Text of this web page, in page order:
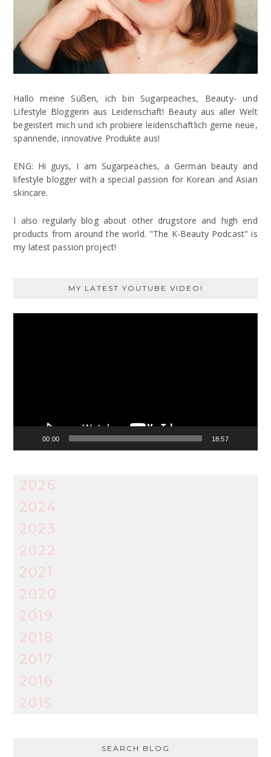
Hallo meine Süßen, ich bin Sugarpeaches, Beauty- und
Lifestyle Bloggerin aus Leidenschaft! Beauty aus aller Welt
begeistert mich und ich probiere leidenschaftlich gerne neue,
spannende, innovative Produkte aus!
ENG: Hi guys, I am Sugarpeaches, a German beauty and
lifestyle blogger with a special passion for Korean and Asian
skincare.
I also regularly blog about other drugstore and high end
products from around the world. "The K-Beauty Podcast" is
my latest passion project!
MY LATEST YOUTUBE VIDEO!
00:00 18:57
2026
2024
2023
2022
2021
2020
2019
2018
2017
2016
2015
SEARCH BLOG